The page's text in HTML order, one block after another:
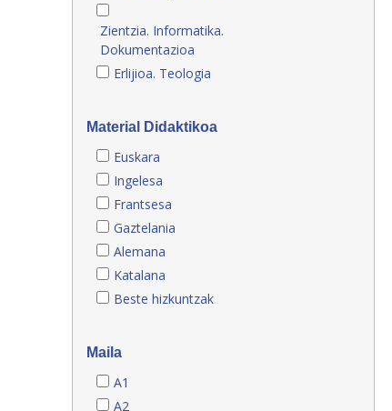
Zientzia. Informatika.
Dokumentazioa
Erlijioa. Teologia
Material Didaktikoa
Euskara
Ingelesa
Frantsesa
Gaztelania
Alemana
Katalana
Beste hizkuntzak
Maila
A1
A2